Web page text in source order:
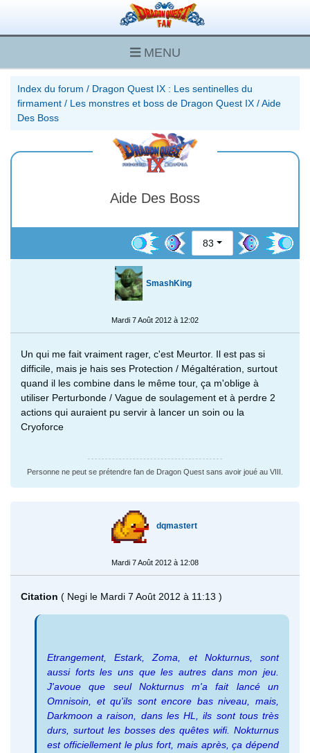
MENU
Index du forum / Dragon Quest IX : Les sentinelles du
firmament / Les monstres et boss de Dragon Quest IX /Aide
Des Boss
Aide Des Boss
83
SmashKing
Mardi 7 Août 2012 à 12:02
Un qui me fait vraiment rager, c'est Meurtor. Il est pas si
difficile, mais je hais ses Protection / Mégaltération, surtout
quand il les combine dans le même tour, ça m'oblige à
utiliser Perturbonde / Vague de soulagement et à perdre 2
actions qui auraient pu servir à lancer un soin ou la
Cryoforce
Personne ne peut se prétendre fan de Dragon Quest sans avoir joué au VIII.
dqmastert
Mardi 7 Août 2012 à 12:08
Citation ( Negi le Mardi 7 Août 2012 à 11:13 )
Etrangement, Estark, Zoma, et Nokturnus, sont
aussi forts les uns que les autres dans mon jeu.
J'avoue que seul Nokturnus m'a fait lancé un
Omnisoin, et qu'ils sont encore bas niveau, mais,
Darkmoon a raison, dans les HL, ils sont tous très
durs, surtout les bosses des quêtes wifi. Nokturnus
est officiellement le plus fort, mais après, ça dépend